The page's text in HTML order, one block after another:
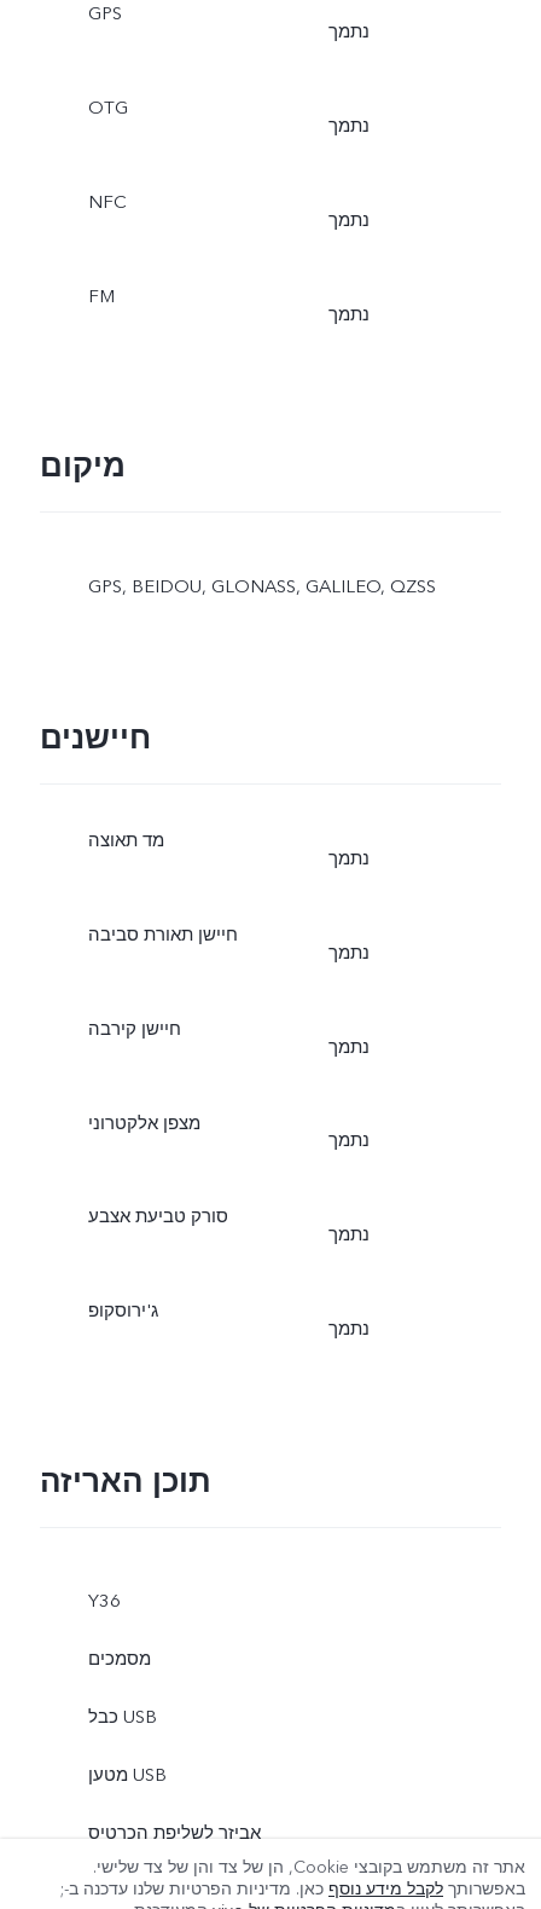
GPS
נתמך
OTG
נתמך
NFC
נתמך
FM
נתמך
מיקום
GPS, BEIDOU, GLONASS, GALILEO, QZSS
חיישנים
מד תאוצה
נתמך
חיישן תאורת סביבה
נתמך
חיישן קירבה
נתמך
מצפן אלקטרוני
נתמך
סורק טביעת אצבע
נתמך
ג'ירוסקופ
נתמך
תוכן האריזה
Y36
מסמכים
כבל USB
מטען USB
אביזר לשליפת הכרטיס
כיסוי לטלפון
עוד
אתר זה משתמש בקובצי Cookie, הן של צד והן של צד שלישי.
באפשרותך לקבל מידע נוסף כאן. מדיניות הפרטיות שלנו עדכנה ב-;